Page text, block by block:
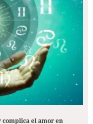
complica el amor en